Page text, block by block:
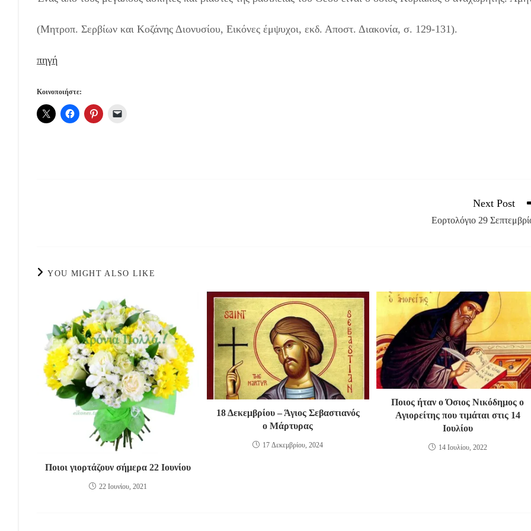
(Μητροπ. Σερβίων και Κοζάνης Διονυσίου, Εικόνες έμψυχοι, εκδ. Αποστ. Διακονία, σ. 129-131).
πηγή
Κοινοποιήστε:
Next Post
Εορτολόγιο 29
YOU MIGHT ALSO LIKE
Ποιοι γιορτάζουν σήμερα 22 Ιουνίου
22 Ιουνίου, 2021
18 Δεκεμβρίου – Άγιος Σεβαστιανός
ο Μάρτυρας
17 Δεκεμβρίου, 2024
Ποιος ήταν ο Όσιος Νικόδημος ο
Αγιορείτης που τιμάται στις 14
Ιουλίου
14 Ιουλίου, 2022